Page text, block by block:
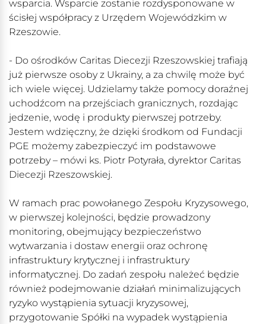
wsparcia. Wsparcie zostanie rozdysponowane w
ścisłej współpracy z Urzędem Wojewódzkim w
Rzeszowie.
- Do ośrodków Caritas Diecezji Rzeszowskiej trafiają
już pierwsze osoby z Ukrainy, a za chwilę może być
ich wiele więcej. Udzielamy także pomocy doraźnej
uchodźcom na przejściach granicznych, rozdając
jedzenie, wodę i produkty pierwszej potrzeby.
Jestem wdzięczny, że dzięki środkom od Fundacji
PGE możemy zabezpieczyć im podstawowe
potrzeby – mówi ks. Piotr Potyrała, dyrektor Caritas
Diecezji Rzeszowskiej.
W ramach prac powołanego Zespołu Kryzysowego,
w pierwszej kolejności, będzie prowadzony
monitoring, obejmujący bezpieczeństwo
wytwarzania i dostaw energii oraz ochronę
infrastruktury krytycznej i infrastruktury
informatycznej. Do zadań zespołu należeć będzie
również podejmowanie działań minimalizujących
ryzyko wystąpienia sytuacji kryzysowej,
przygotowanie Spółki na wypadek wystąpienia